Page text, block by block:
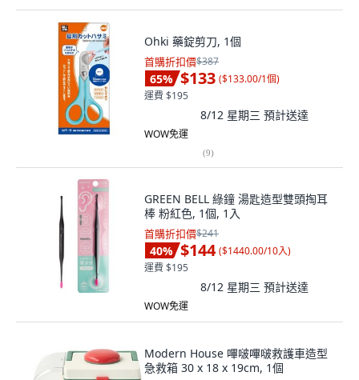
Ohki 藥錠剪刀, 1個
首購折扣價$387
65% $133 ($133.00/1個)
運費 $195
8/12 星期三 預計送達
WOW免運
(9)
GREEN BELL 綠鐘 湯匙造型雙頭掏耳
棒 粉紅色, 1個, 1入
首購折扣價$241
40% $144 ($1440.00/10入)
運費 $195
8/12 星期三 預計送達
WOW免運
Modern House 嗶啵嗶啵救護車造型
急救箱 30 x 18 x 19cm, 1個